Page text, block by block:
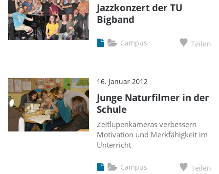
Jazzkonzert der TU
Bigband
Campus Teilen
16. Januar 2012
Junge Naturfilmer in der
Schule
Zeitlupenkameras verbessern
Motivation und Merkfähigkeit im
Unterricht
Campus Teilen